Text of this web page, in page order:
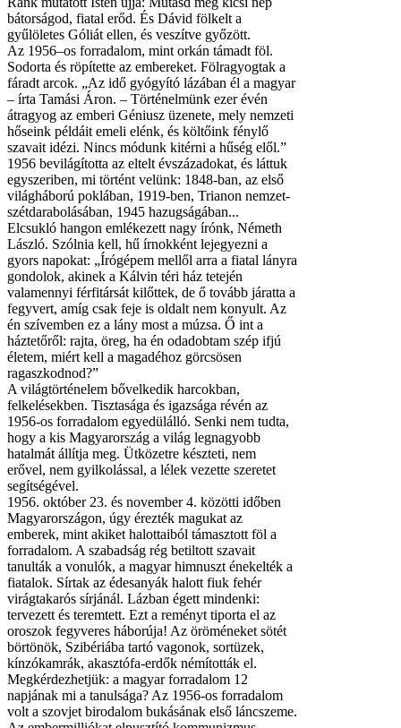
bátorságod, fiatal erőd. És Dávid fölkelt a
gyűlöletes Góliát ellen, és veszítve győzött.
Az 1956–os forradalom, mint orkán támadt föl.
Sodorta és röpítette az embereket. Fölragyogtak a
fáradt arcok. „Az idő gyógyító lázában él a magyar
– írta Tamási Áron. – Történelmünk ezer évén
átragyog az emberi Géniusz üzenete, mely nemzeti
hőseink példáit emeli elénk, és költőink fénylő
szavait idézi. Nincs módunk kitérni a hűség elől.”
1956 bevilágította az eltelt évszázadokat, és láttuk
egyszeriben, mi történt velünk: 1848-ban, az első
világháború poklában, 1919-ben, Trianon nemzet-
szétdarabolásában, 1945 hazugságában...
Elcsukló hangon emlékezett nagy írónk, Németh
László. Szólnia kell, hű írnokként lejegyezni a
gyors napokat: „Írógépem mellől arra a fiatal lányra
gondolok, akinek a Kálvin téri ház tetején
valamennyi férfitársát kilőttek, de ő tovább járatta a
fegyvert, amíg csak feje is oldalt nem konyult. Az
én szívemben ez a lány most a múzsa. Ő int a
háztetőről: rajta, öreg, ha én odadobtam szép ifjú
életem, miért kell a magadéhoz görcsösen
ragaszkodnod?”
A világtörténelem bővelkedik harcokban,
felkelésekben. Tisztasága és igazsága révén az
1956-os forradalom egyedülálló. Senki nem tudta,
hogy a kis Magyarország a világ legnagyobb
hatalmát állítja meg. Ütközetre készteti, nem
erővel, nem gyilkolással, a lélek vezette szeretet
segítségével.
1956. október 23. és november 4. közötti időben
Magyarországon, úgy érezték magukat az
emberek, mint akiket halottaiból támasztott föl a
forradalom. A szabadság rég betiltott szavait
tanulták a vonulók, a magyar himnuszt énekelték a
fiatalok. Sírtak az édesanyák halott fiuk fehér
virágtakarós sírjánál. Lázban égett mindenki:
tervezett és teremtett. Ezt a reményt tiporta el az
oroszok fegyveres háborúja! Az öröméneket sötét
börtönök, Szibériába tartó vagonok, sortüzek,
kínzókamrák, akasztófa-erdők némították el.
Megkérdezhetjük: a magyar forradalom 12
napjának mi a tanulsága? Az 1956-os forradalom
volt a szovjet birodalom bukásának első láncszeme.